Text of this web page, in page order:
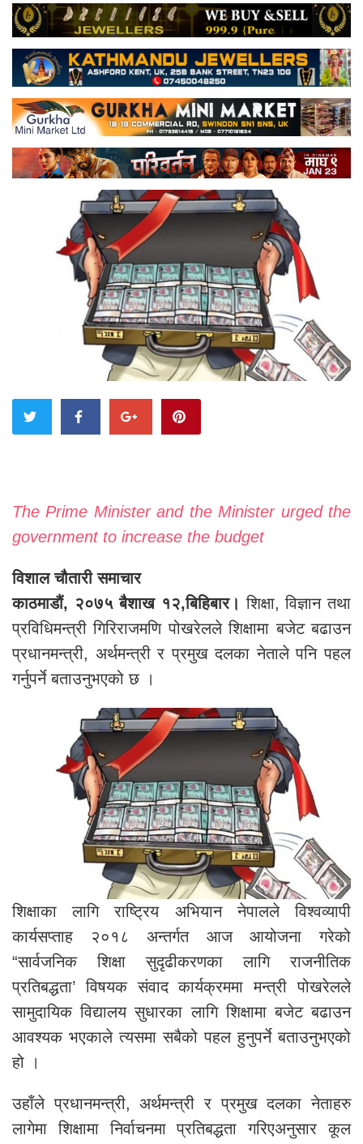
The Prime Minister and the Minister urged the
government to increase the budget
विशाल चौतारी समाचार
काठमाडौं, २०७५ बैशाख १२,बिहिबार। शिक्षा, विज्ञान तथा
प्रविधिमन्त्री गिरिराजमणि पोखरेलले शिक्षामा बजेट बढाउन
प्रधानमन्त्री, अर्थमन्त्री र प्रमुख दलका नेताले पनि पहल
गर्नुपर्ने बताउनुभएको छ ।
शिक्षाका लागि राष्ट्रिय अभियान नेपालले विश्वव्यापी
कार्यसप्ताह २०१८ अन्तर्गत आज आयोजना गरेको
“सार्वजनिक शिक्षा सुदृढीकरणका लागि राजनीतिक
प्रतिबद्धता’ विषयक संवाद कार्यक्रममा मन्त्री पोखरेलले
सामुदायिक विद्यालय सुधारका लागि शिक्षामा बजेट बढाउन
आवश्यक भएकाले त्यसमा सबैको पहल हुनुपर्ने बताउनुभएको
हो ।
उहाँले प्रधानमन्त्री, अर्थमन्त्री र प्रमुख दलका नेताहरु
लागेमा शिक्षामा निर्वाचनमा प्रतिबद्धता गरिएअनुसार कूल